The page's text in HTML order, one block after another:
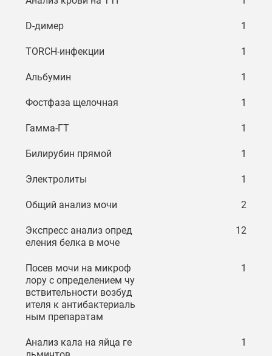
D-димер 1
TORCH-инфекции 1
Альбумин 1
Фостфаза щелочная 1
Гамма-ГТ 1
Билирубин прямой 1
Электролиты 1
Общий анализ мочи 2
Экспресс анализ опред
еления белка в моче
12
Посев мочи на микроф
лору с определением чу
вствительности возбуд
ителя к антибактериаль
ным препаратам
1
Анализ кала на яйца ге
1